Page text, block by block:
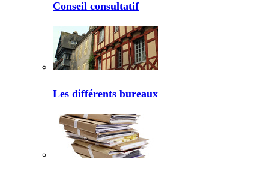
Conseil consultatif
Les différents bureaux